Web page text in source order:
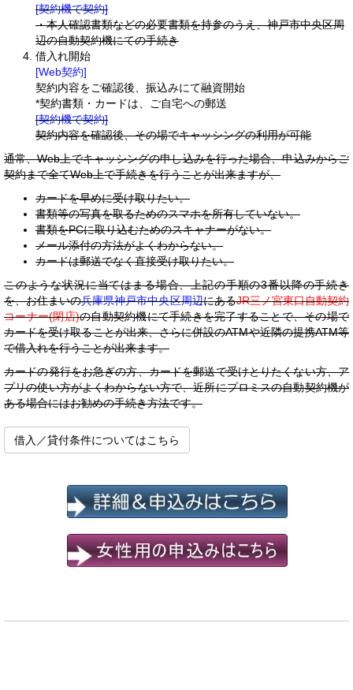
[契約機で契約]
・本人確認書類などの必要書類を持参のうえ、神戸市中央区周
辺の自動契約機にての手続き
借入れ開始
[Web契約]
契約内容をご確認後、振込みにて融資開始
*契約書類・カードは、ご自宅への郵送
[契約機で契約]
契約内容を確認後、その場でキャッシングの利用が可能
通常、Web上でキャッシングの申し込みを行った場合、申込みからご
契約まで全てWeb上で手続きを行うことが出来ますが、
カードを早めに受け取りたい。
書類等の写真を取るためのスマホを所有していない。
書類をPCに取り込むためのスキャナーがない。
メール添付の方法がよくわからない。
カードは郵送でなく直接受け取りたい。
このような状況に当てはまる場合、上記の手順の3番以降の手続き
を、お住まいの兵庫県神戸市中央区周辺にあるJR三ノ宮東口自動契約
コーナー(閉店)の自動契約機にて手続きを完了することで、その場で
カードを受け取ることが出来、さらに併設のATMや近隣の提携ATM等
で借入れを行うことが出来ます。
カードの発行をお急ぎの方、カードを郵送で受けとりたくない方、ア
プリの使い方がよくわからない方で、近所にプロミスの自動契約機が
ある場合にはお勧めの手続き方法です。
借入／貸付条件についてはこちら